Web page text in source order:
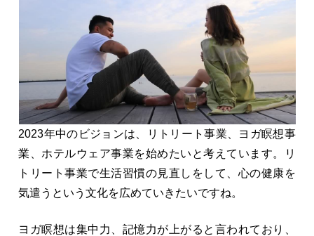
2023年中のビジョンは、リトリート事業、ヨガ瞑想事
業、ホテルウェア事業を始めたいと考えています。リ
トリート事業で生活習慣の見直しをして、心の健康を
気遣うという文化を広めていきたいですね。
ヨガ瞑想は集中力、記憶力が上がると言われており、